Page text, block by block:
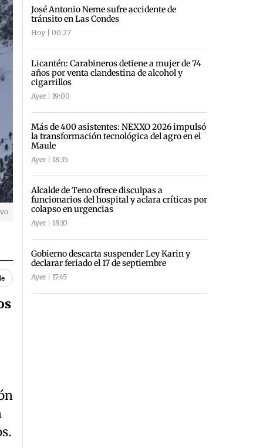
José Antonio Neme sufre accidente de
tránsito en Las Condes
Hoy | 00:27
Licantén: Carabineros detiene a mujer de 74
años por venta clandestina de alcohol y
cigarrillos
Ayer | 19:00
Más de 400 asistentes: NEXXO 2026 impulsó
la transformación tecnológica del agro en el
Maule
Ayer | 18:35
Alcalde de Teno ofrece disculpas a
funcionarios del hospital y aclara críticas por
colapso en urgencias
Ayer | 18:10
Gobierno descarta suspender Ley Karin y
declarar feriado el 17 de septiembre
Ayer | 17:45